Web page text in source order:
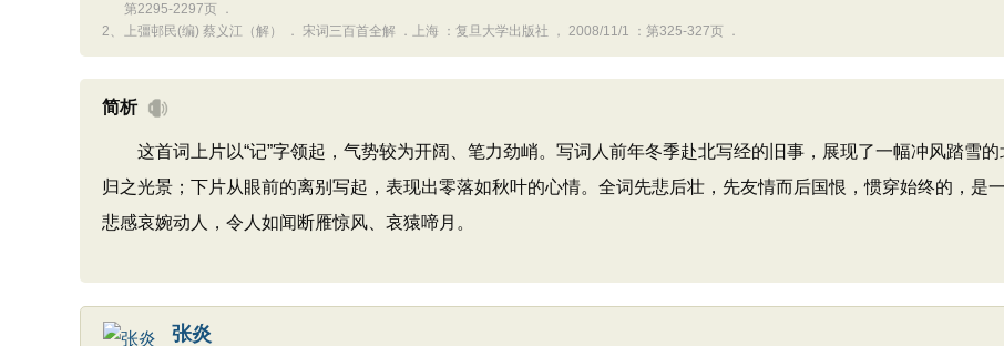
第2295-2297页 ．
2、
上彊邨民(编) 蔡义江（解） ． 宋词三百首全解 ．上海 ：复旦大学出版社 ， 2008/11/1 ：第325-327页 ．
简析
这首词上片以“记”字领起，气势较为开阔、笔力劲峭。写词人前年冬季赴北写经的旧事，展现了一幅冲风踏雪
归之光景；下片从眼前的离别写起，表现出零落如秋叶的心情。全词先悲后壮，先友情而后国恨，惯穿始终的，是
悲感哀婉动人，令人如闻断雁惊风、哀猿啼月。
张炎